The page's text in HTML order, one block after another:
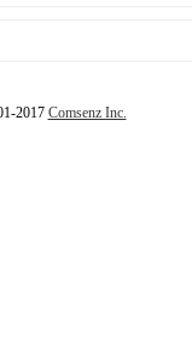
2017 Comsenz Inc.